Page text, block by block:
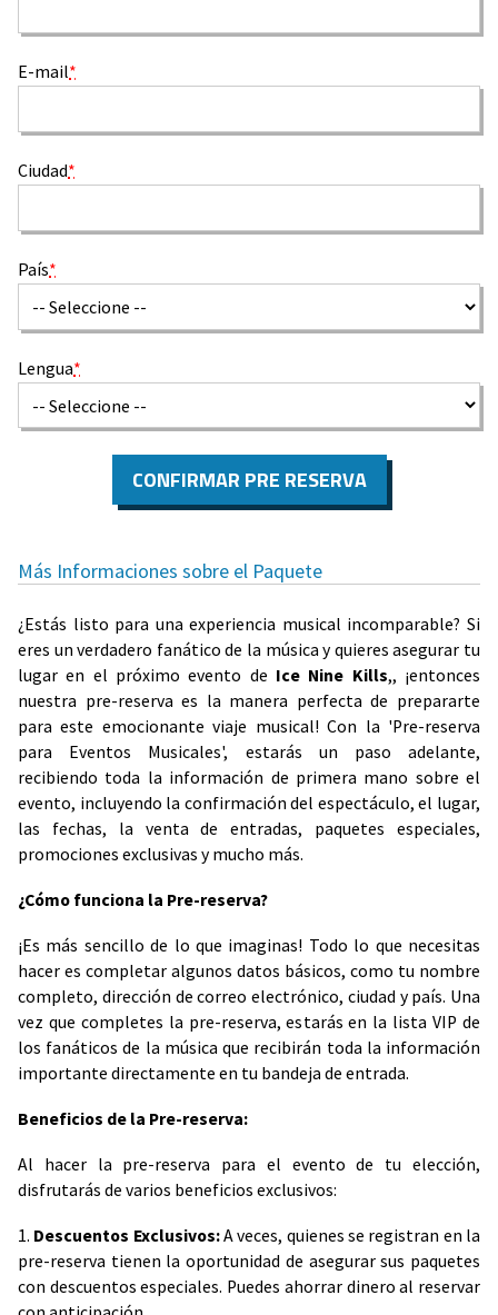
E-mail*
Ciudad*
País*
Lengua*
CONFIRMAR PRE RESERVA
Más Informaciones sobre el Paquete
¿Estás listo para una experiencia musical incomparable? Si
eres un verdadero fanático de la música y quieres asegurar tu
lugar en el próximo evento de Ice Nine Kills,, ¡entonces
nuestra pre-reserva es la manera perfecta de prepararte
para este emocionante viaje musical! Con la 'Pre-reserva
para Eventos Musicales', estarás un paso adelante,
recibiendo toda la información de primera mano sobre el
evento, incluyendo la confirmación del espectáculo, el lugar,
las fechas, la venta de entradas, paquetes especiales,
promociones exclusivas y mucho más.
¿Cómo funciona la Pre-reserva?
¡Es más sencillo de lo que imaginas! Todo lo que necesitas
hacer es completar algunos datos básicos, como tu nombre
completo, dirección de correo electrónico, ciudad y país. Una
vez que completes la pre-reserva, estarás en la lista VIP de
los fanáticos de la música que recibirán toda la información
importante directamente en tu bandeja de entrada.
Beneficios de la Pre-reserva:
Al hacer la pre-reserva para el evento de tu elección,
disfrutarás de varios beneficios exclusivos:
1. Descuentos Exclusivos:A veces, quienes se registran en la
pre-reserva tienen la oportunidad de asegurar sus paquetes
con descuentos especiales. Puedes ahorrar dinero al reservar